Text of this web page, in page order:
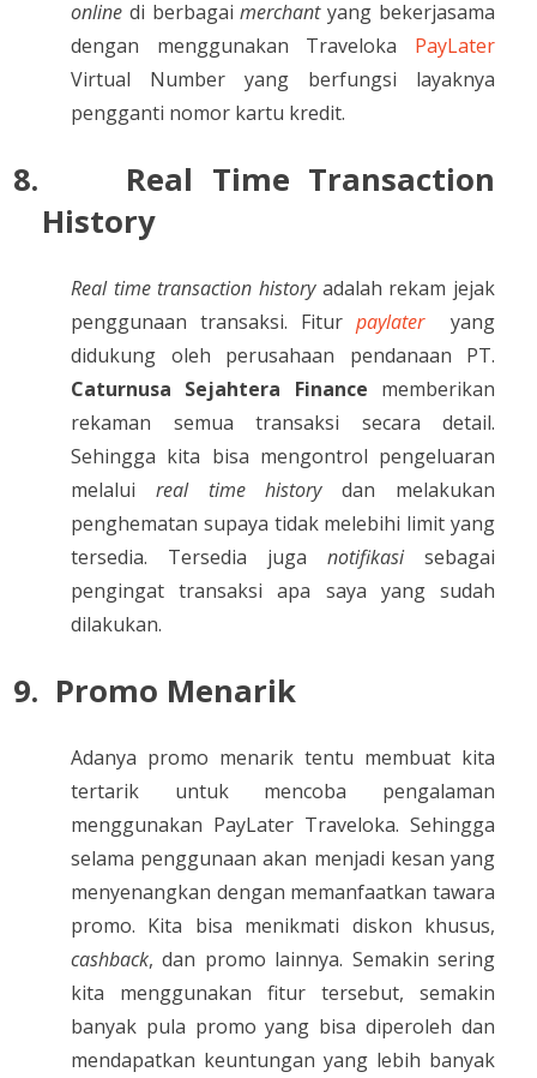
online di berbagaimerchantyang bekerjasama
dengan menggunakan Traveloka PayLater
Virtual Number yang berfungsi layaknya
pengganti nomor kartu kredit.
8.
Real Time Transaction
History
Real time transaction history adalah rekam jejak
penggunaan transaksi. Fitur paylater
yang
didukung oleh perusahaan pendanaan PT.
Caturnusa Sejahtera Finance memberikan
rekaman semua transaksi secara detail.
Sehingga kita bisa mengontrol pengeluaran
melalui real time historydan melakukan
penghematan supaya tidak melebihi limit yang
tersedia. Tersedia juga notifikasi sebagai
pengingat transaksi apa saya yang sudah
dilakukan.
9. Promo Menarik
Adanya promo menarik tentu membuat kita
tertarik untuk mencoba pengalaman
menggunakan PayLater Traveloka. Sehingga
selama penggunaan akan menjadi kesan yang
menyenangkan dengan memanfaatkan tawara
promo. Kita bisa menikmati diskon khusus,
cashback, dan promo lainnya. Semakin sering
kita menggunakan fitur tersebut, semakin
banyak pula promo yang bisa diperoleh dan
mendapatkan keuntungan yang lebih banyak